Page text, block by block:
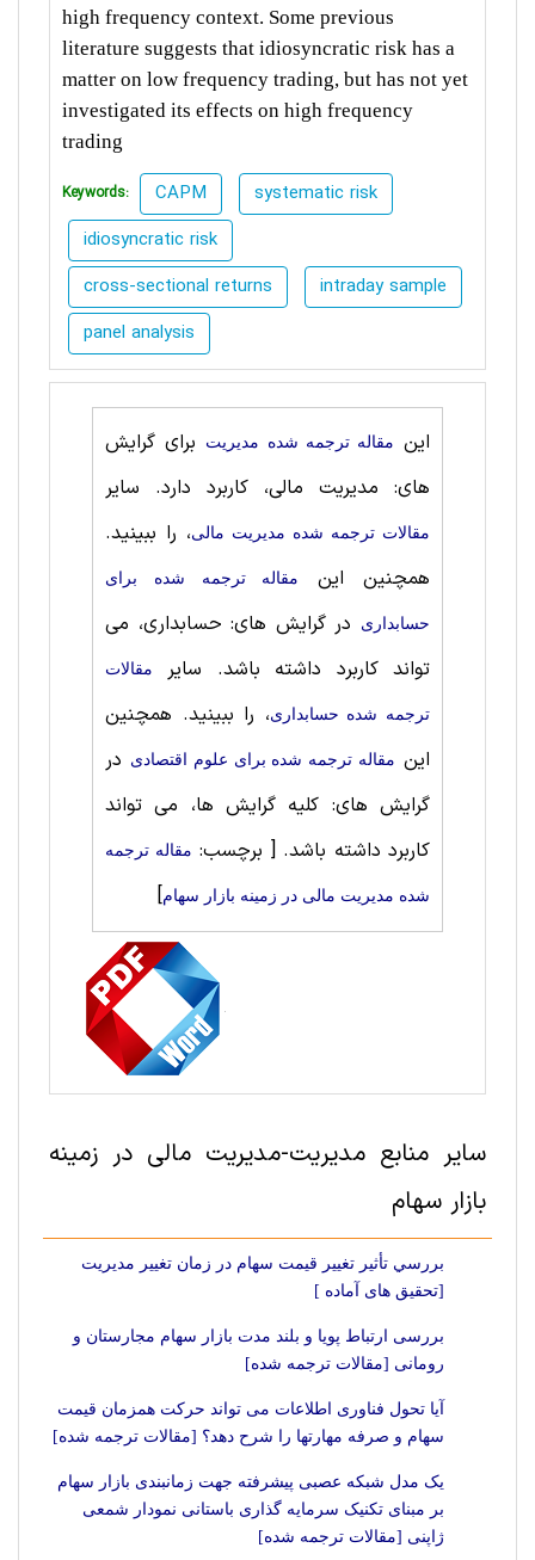
high frequency context. Some previous
literature suggests that idiosyncratic risk has a
matter on low frequency trading, but has not yet
investigated its effects on high frequency
trading
Keywords: CAPM
systematic risk
idiosyncratic risk
cross-sectional returns
intraday sample
panel analysis
این مقاله ترجمه شده مديريت
برای گرایش
های: مدیریت مالی، کاربرد دارد. سایر
مقالات ترجمه شده مدیریت مالی، را ببینید.
همچنین این
مقاله ترجمه شده برای
حسابداری
در گرایش های: حسابداری، می
تواند کاربرد داشته باشد. سایر
مقالات
ترجمه شده حسابداری، را ببینید. همچنین
این مقاله ترجمه شده برای علوم اقتصادی در
گرایش های: کلیه گرایش ها، می تواند
کاربرد داشته باشد.[ برچسب: مقاله ترجمه
شده مدیریت مالی در زمینه بازار سهام]
سایر منابع مديريت-مدیریت مالی در زمینه
بازار سهام
بررسي تأثير تغيير قيمت سهام در زمان تغيير مديريت
[تحقیق های آماده ]
بررسی ارتباط پویا و بلند مدت بازار سهام مجارستان و
رومانی [مقالات ترجمه شده]
آیا تحول فناوری اطلاعات می تواند حرکت همزمان قیمت
سهام و صرفه مهارتها را شرح دهد؟ [مقالات ترجمه شده]
یک مدل شبکه عصبی پیشرفته جهت زمانبندی بازار سهام
بر مبنای تکنیک سرمایه گذاری باستانی نمودار شمعی
ژاپنی [مقالات ترجمه شده]